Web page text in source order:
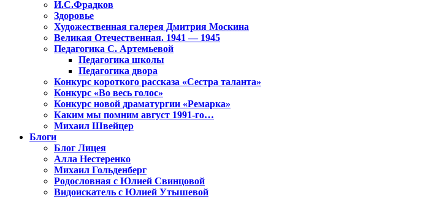
И.С.Фрадков
Здоровье
Художественная галерея Дмитрия Москина
Великая Отечественная. 1941 — 1945
Педагогика С. Артемьевой
Педагогика школы
Педагогика двора
Конкурс короткого рассказа «Сестра таланта»
Конкурс «Во весь голос»
Конкурс новой драматургии «Ремарка»
Каким мы помним август 1991-го…
Михаил Швейцер
Блоги
Блог Лицея
Алла Нестеренко
Михаил Гольденберг
Родословная с Юлией Свинцовой
Видоискатель с Юлией Утышевой